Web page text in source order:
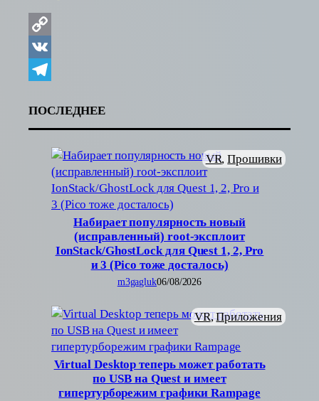
Copy
Link
VK
ПОСЛЕДНЕЕ
Набирает популярность новый
(исправленный) root-эксплоит
IonStack/GhostLock для Quest 1, 2, Pro
и 3 (Pico тоже досталось)
VR, Прошивки
m3gagluk06/08/2026
Virtual Desktop теперь может работать
по USB на Quest и имеет
гипертурборежим графики Rampage
VR, Приложения